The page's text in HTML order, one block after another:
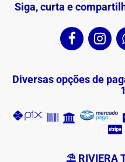
Siga, curta e
Diversas opções de
⛱ RIVIERA